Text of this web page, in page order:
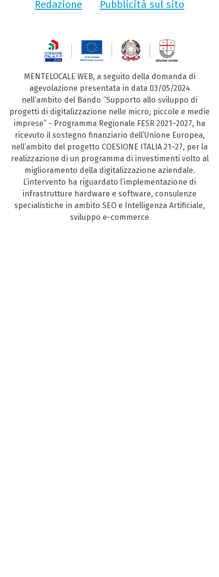
Redazione
Pubblicità sul sito
MENTELOCALE WEB, a seguito della domanda di
agevolazione presentata in data 03/05/2024
nell’ambito del Bando “Supporto allo sviluppo di
progetti di digitalizzazione nelle micro, piccole e medie
imprese” - Programma Regionale FESR 2021–2027, ha
ricevuto il sostegno finanziario dell’Unione Europea,
nell’ambito del progetto COESIONE ITALIA 21–27, per la
realizzazione di un programma di investimenti volto al
miglioramento della digitalizzazione aziendale.
L’intervento ha riguardato l’implementazione di
infrastrutture hardware e software, consulenze
specialistiche in ambito SEO e Intelligenza Artificiale,
sviluppo e-commerce